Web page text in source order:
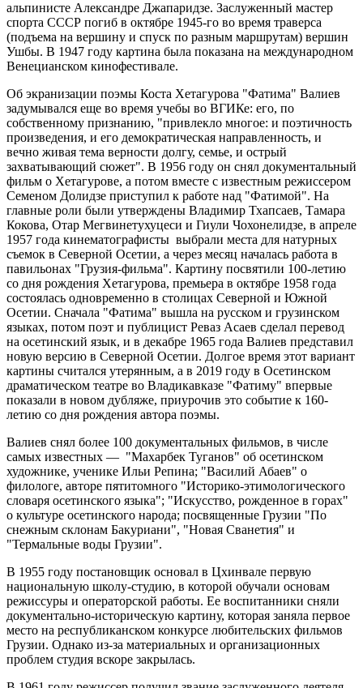
альпинисте Александре Джапаридзе. Заслуженный мастер
спорта СССР погиб в октябре 1945-го во время траверса
(подъема на вершину и спуск по разным маршрутам) вершин
Ушбы. В 1947 году картина была показана на международном
Венецианском кинофестивале.
Об экранизации поэмы Коста Хетагурова "Фатима" Валиев
задумывался еще во время учебы во ВГИКе: его, по
собственному признанию, "привлекло многое: и поэтичность
произведения, и его демократическая направленность, и
вечно живая тема верности долгу, семье, и острый
захватывающий сюжет". В 1956 году он снял документальный
фильм о Хетагурове, а потом вместе с известным режиссером
Семеном Долидзе приступил к работе над "Фатимой". На
главные роли были утверждены Владимир Тхапсаев, Тамара
Кокова, Отар Мегвинетухуцеси и Гиули Чохонелидзе, в апреле
1957 года кинематографисты выбрали места для натурных
съемок в Северной Осетии, а через месяц началась работа в
павильонах "Грузия-фильма". Картину посвятили 100-летию
со дня рождения Хетагурова, премьера в октябре 1958 года
состоялась одновременно в столицах Северной и Южной
Осетии. Сначала "Фатима" вышла на русском и грузинском
языках, потом поэт и публицист Реваз Асаев сделал перевод
на осетинский язык, и в декабре 1965 года Валиев представил
новую версию в Северной Осетии. Долгое время этот вариант
картины считался утерянным, а в 2019 году в Осетинском
драматическом театре во Владикавказе "Фатиму" впервые
показали в новом дубляже, приурочив это событие к 160-
летию со дня рождения автора поэмы.
Валиев снял более 100 документальных фильмов, в числе
самых известных — "Махарбек Туганов" об осетинском
художнике, ученике Ильи Репина; "Василий Абаев" о
филологе, авторе пятитомного "Историко-этимологического
словаря осетинского языка"; "Искусство, рожденное в горах"
о культуре осетинского народа; посвященные Грузии "По
снежным склонам Бакуриани", "Новая Сванетия" и
"Термальные воды Грузии".
В 1955 году постановщик основал в Цхинвале первую
национальную школу-студию, в которой обучали основам
режиссуры и операторской работы. Ее воспитанники сняли
документально-историческую картину, которая заняла первое
место на республиканском конкурсе любительских фильмов
Грузии. Однако из-за материальных и организационных
проблем студия вскоре закрылась.